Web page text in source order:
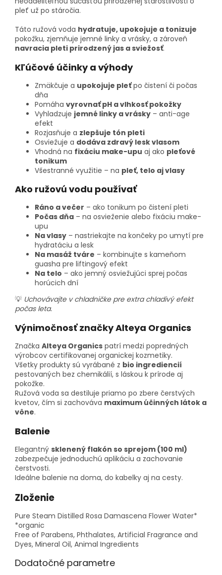
pleť už po stáročia.
Táto ružová voda hydratuje, upokojuje a tonizuje
pokožku, zjemňuje jemné linky a vrásky, a zároveň
navracia pleti prirodzený jas a sviežosť.
Kľúčové účinky a výhody
Zmäkčuje a upokojuje pleťpo čistení či počas
dňa
Pomáha vyrovnať pH a vlhkosť pokožky
Vyhladzuje jemné linky a vrásky – anti-age
efekt
Rozjasňuje a zlepšuje tón pleti
Osviežuje a dodáva zdravý lesk vlasom
Vhodná na fixáciu make-upu aj ako pleťové
tonikum
Všestranné využitie – na pleť, telo aj vlasy
Ako ružovú vodu používať
Ráno a večer – ako tonikum po čistení pleti
Počas dňa – na osvieženie alebo fixáciu make-
upu
Na vlasy – nastriekajte na končeky po umytí pre
hydratáciu a lesk
Na masáž tváre – kombinujte s kameňom
guasha pre liftingový efekt
Na telo – ako jemný osviežujúci sprej počas
horúcich dní
💡 Uchovávajte v chladničke pre extra chladivý efekt
počas leta.
Výnimočnosť značky Alteya Organics
Značka Alteya Organics patrí medzi popredných
výrobcov certifikovanej organickej kozmetiky.
Všetky produkty sú vyrábané z bio ingrediencií
pestovaných bez chemikálií, s láskou k prírode aj
pokožke.
Ružová voda sa destiluje priamo po zbere čerstvých
kvetov, čím si zachováva maximum účinných látok a
vône.
Balenie
Elegantný sklenený flakón so sprejom (100 ml)
zabezpečuje jednoduchú aplikáciu a zachovanie
čerstvosti.
Ideálne balenie na doma, do kabelky aj na cesty.
Zloženie
Pure Steam Distilled Rosa Damascena Flower Water*
*organic
Free of Parabens, Phthalates, Artificial Fragrance and
Dyes, Mineral Oil, Animal Ingredients
Dodatočné parametre